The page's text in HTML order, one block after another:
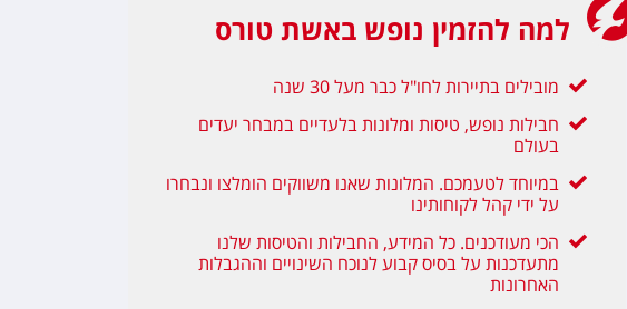
למה להזמין נופש באשת טורס
מובילים בתיירות לחו"ל כבר מעל 30 שנה
חבילות נופש, טיסות ומלונות בלעדיים במבחר יעדים
בעולם
במיוחד לטעמכם. המלונות שאנו משווקים הומלצו ונבחרו
על ידי קהל לקוחותינו
הכי מעודכנים. כל המידע, החבילות והטיסות שלנו
מתעדכנות על בסיס קבוע לנוכח השינויים וההגבלות
האחרונות